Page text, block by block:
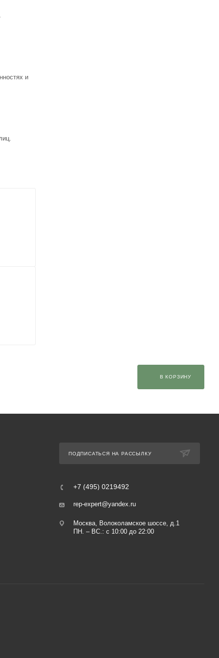
и
В КОРЗИНУ
ПОДПИСАТЬСЯ НА РАССЫЛКУ
+7 (495) 0219492
rep-expert@yandex.ru
Москва, Волоколамское шоссе, д.1
ПН. – ВС.: с 10:00 до 22:00